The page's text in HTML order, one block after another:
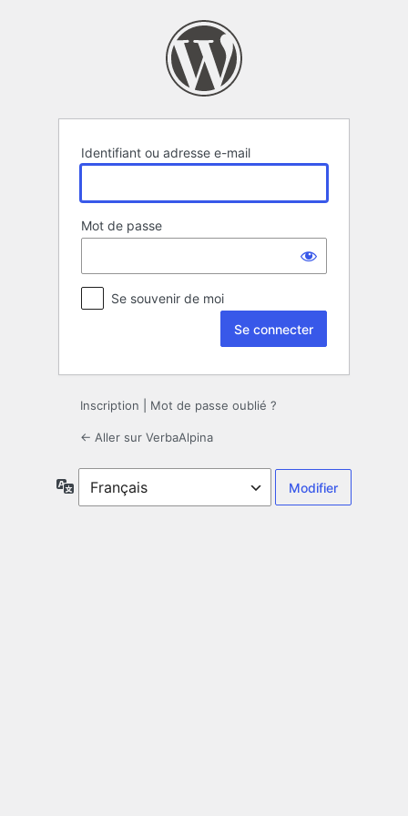
Identifiant ou adresse e-mail
Mot de passe
Se souvenir de moi
Inscription Mot de passe oublié ?
← Aller sur VerbaAlpina
Langue